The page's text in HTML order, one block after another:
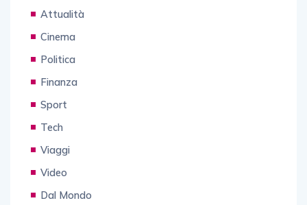
Attualità
Cinema
Politica
Finanza
Sport
Tech
Viaggi
Video
Dal Mondo